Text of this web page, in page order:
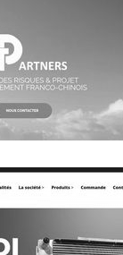
d'annonces commerciales